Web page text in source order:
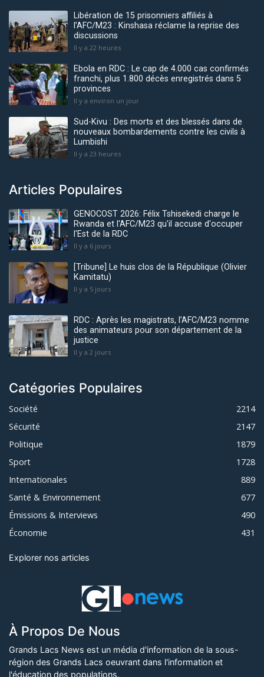
Libération de 15 prisonniers affiliés à
l’AFC/M23 : Kinshasa réclame la reprise des
discussions
Il y a 22 heures
Ebola en RDC : Le cap de 4.000 cas confirmés
franchi, plus 1.800 décès enregistrés dans 5
provinces
Il y a environ un jour
Sud-Kivu : Des morts et des blessés dans de
nouveaux bombardements contre les civils à
Lumbishi
Il y a 23 heures
Articles Populaires
GENOCOST 2026: Félix Tshisekedi charge le
Rwanda et l'AFC/M23 qu'il accuse d'occuper
l'Est de la RDC
Il y a 6 jours
[Tribune] Le huis clos de la République (Olivier
Kamitatu)
Il y a 5 jours
RDC : Après les magistrats, l’AFC/M23 nomme
des animateurs pour son département de la
justice
Il y a 2 jours
Catégories Populaires
Société
2214
Sécurité
2147
Politique
1879
Sport
1728
Internationales
889
Santé & Environnement
677
Émissions & Interviews
490
Économie
431
Explorer nos articles
À Propos De Nous
Grands Lacs News est un média d'information de la sous-
région des Grands Lacs oeuvrant dans l'information et
l'éducation des populations.